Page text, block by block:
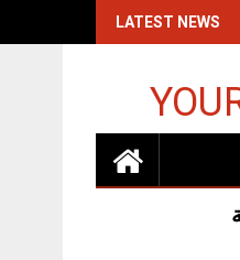
LATEST NEWS